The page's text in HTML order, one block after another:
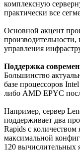
комплексную
практически все
Основной акцент
производительности,
управления
Поддержка
Большинство
базе процессоров
либо AMD EPYC
Например, сервер
поддерживает два
Rapids с
максимальной
120 вычислительных